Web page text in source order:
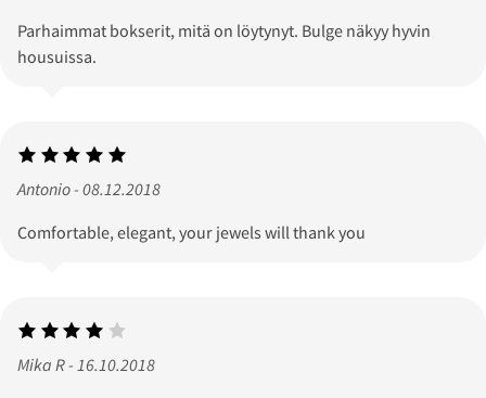
Parhaimmat bokserit, mitä on löytynyt. Bulge näkyy hyvin
housuissa.
Antonio - 08.12.2018
Comfortable, elegant, your jewels will thank you
Mika R - 16.10.2018